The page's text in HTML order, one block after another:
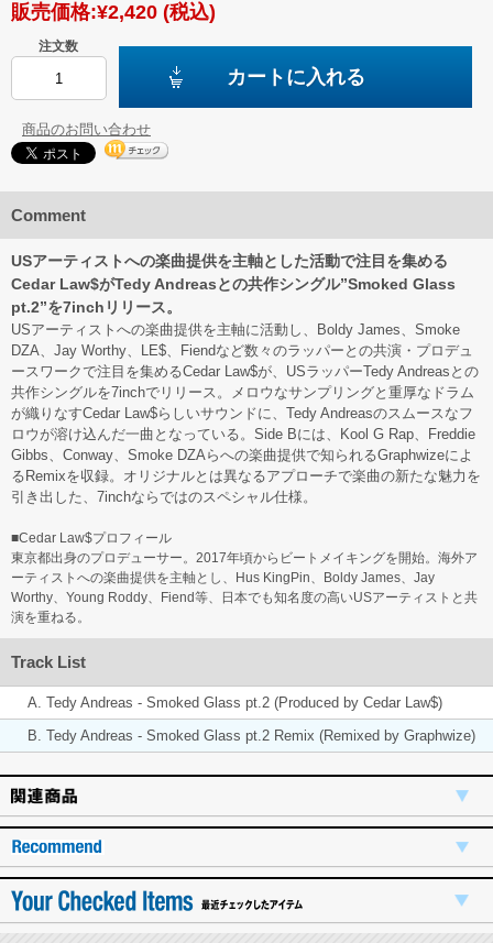
販売価格:¥2,420 (税込)
注文数
カートに入れる
商品のお問い合わせ
Comment
USアーティストへの楽曲提供を主軸とした活動で注目を集める
Cedar Law$がTedy Andreasとの共作シングル”Smoked Glass
pt.2”を7inchリリース。
USアーティストへの楽曲提供を主軸に活動し、Boldy James、Smoke
DZA、Jay Worthy、LE$、Fiendなど数々のラッパーとの共演・プロデュ
ースワークで注目を集めるCedar Law$が、USラッパーTedy Andreasとの
共作シングルを7inchでリリース。メロウなサンプリングと重厚なドラム
が織りなすCedar Law$らしいサウンドに、Tedy Andreasのスムースなフ
ロウが溶け込んだ一曲となっている。Side Bには、Kool G Rap、Freddie
Gibbs、Conway、Smoke DZAらへの楽曲提供で知られるGraphwizeによ
るRemixを収録。オリジナルとは異なるアプローチで楽曲の新たな魅力を
引き出した、7inchならではのスペシャル仕様。
■Cedar Law$プロフィール
東京都出身のプロデューサー。2017年頃からビートメイキングを開始。海外ア
ーティストへの楽曲提供を主軸とし、Hus KingPin、Boldy James、Jay
Worthy、Young Roddy、Fiend等、日本でも知名度の高いUSアーティストと共
演を重ねる。
Track List
A. Tedy Andreas - Smoked Glass pt.2 (Produced by Cedar Law$)
B. Tedy Andreas - Smoked Glass pt.2 Remix (Remixed by Graphwize)